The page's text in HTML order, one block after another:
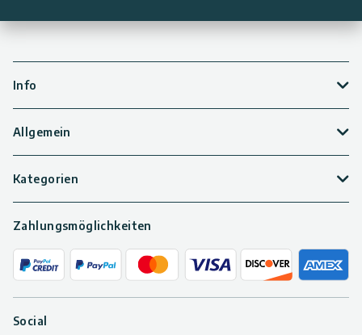
Info
Allgemein
Kategorien
Zahlungsmöglichkeiten
Social